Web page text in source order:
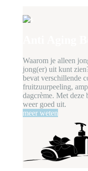
Waarom je alleen
jong(er) uit kunt
bevat verschillende
fruitzuurpeeling,
dagcrème. Met deze
weer goed uit.
meer weten